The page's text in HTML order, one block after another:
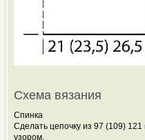
Схема вязания
Спинка
Сделать цепочку из 97 (109)
узором.